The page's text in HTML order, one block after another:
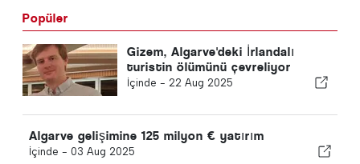
Popüler
Gizem, Algarve'deki İrlandalı
turistin ölümünü çevreliyor
İçinde - 22 Aug 2025
Algarve gelişimine 125 milyon € yatırım
İçinde - 03 Aug 2025